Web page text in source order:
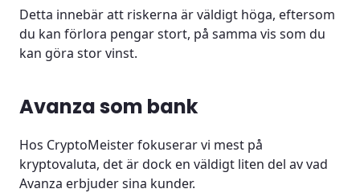
Detta innebär att riskerna är väldigt höga, eftersom
du kan förlora pengar stort, på samma vis som du
kan göra stor vinst.
Avanza som bank
Hos CryptoMeister fokuserar vi mest på
kryptovaluta, det är dock en väldigt liten del av vad
Avanza erbjuder sina kunder.